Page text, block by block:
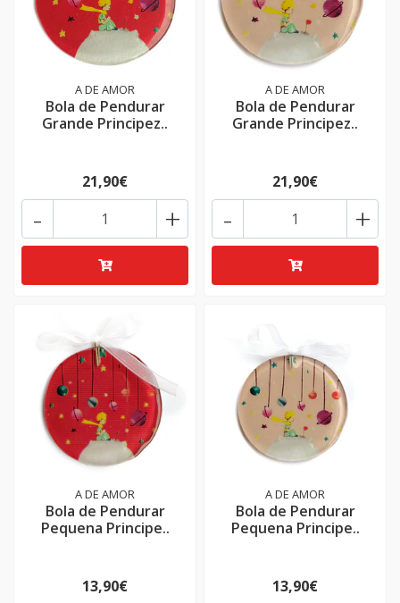
A DE AMOR
Bola de Pendurar
Grande Principez..
21,90€
+
-
A DE AMOR
Bola de Pendurar
Grande Principez..
21,90€
+
-
A DE AMOR
Bola de Pendurar
Pequena Principe..
13,90€
A DE AMOR
Bola de Pendurar
Pequena Principe..
13,90€